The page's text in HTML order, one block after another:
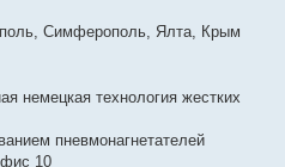
Симферополь, Ялта, Крым
немецкая технология жестких
пневмонагнетателей
10